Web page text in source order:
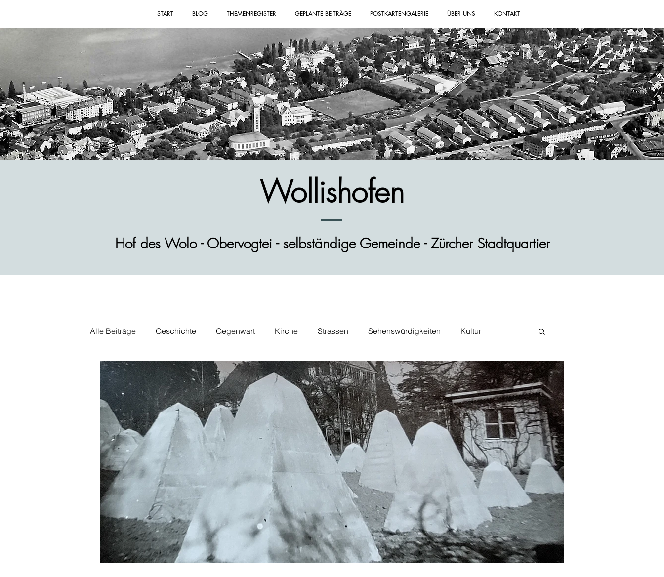
START BLOG THEMENREGISTER GEPLANTE BEITRÄGE POSTKARTENGALERIE ÜBER UNS KONTAKT
Alle Beiträge Geschichte Gegenwart Kirche Strassen Sehenswürdigkeiten Kultur
Wirtschaft Alltag Politik Wohnen Gastblog Persönlichkeiten Verkehr
Wollishofen
Hof des Wolo - Obervogtei - selbständige Gemeinde - Zürcher Stadtquartier